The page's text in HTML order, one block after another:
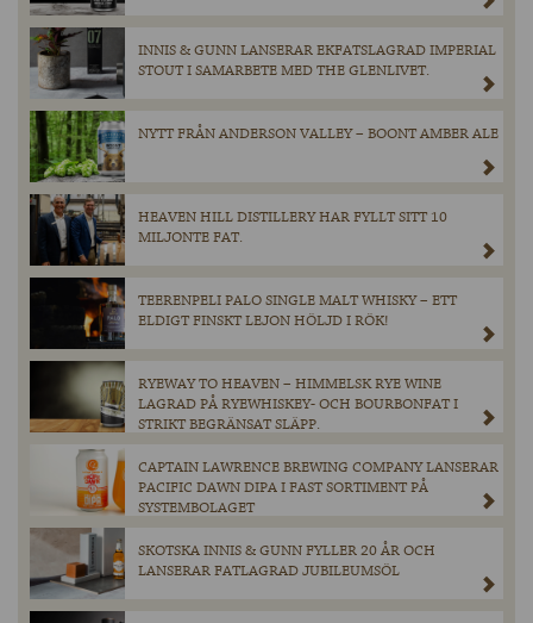
INNIS & GUNN LANSERAR EKFATSLAGRAD IMPERIAL
STOUT I SAMARBETE MED THE GLENLIVET.
NYTT FRÅN ANDERSON VALLEY – BOONT AMBER ALE
HEAVEN HILL DISTILLERY HAR FYLLT SITT 10
MILJONTE FAT.
TEERENPELI PALO SINGLE MALT WHISKY – ETT
ELDIGT FINSKT LEJON HÖLJD I RÖK!
RYEWAY TO HEAVEN – HIMMELSK RYE WINE
LAGRAD PÅ RYEWHISKEY- OCH BOURBONFAT I
STRIKT BEGRÄNSAT SLÄPP.
CAPTAIN LAWRENCE BREWING COMPANY LANSERAR
PACIFIC DAWN DIPA I FAST SORTIMENT PÅ
SYSTEMBOLAGET
SKOTSKA INNIS & GUNN FYLLER 20 ÅR OCH
LANSERAR FATLAGRAD JUBILEUMSÖL